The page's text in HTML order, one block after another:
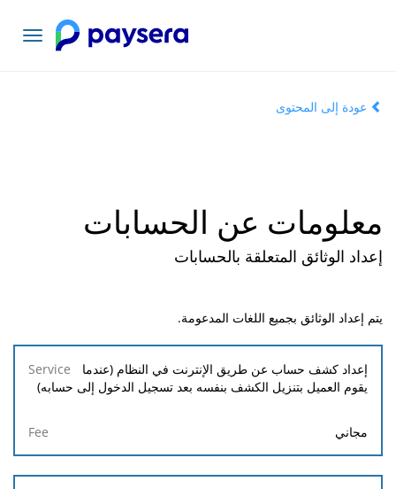
تبديل
التنقل
عودة إلى المحتوى
معلومات عن الحسابات
إعداد الوثائق المتعلقة بالحسابات
يتم إعداد الوثائق بجميع اللغات المدعومة.
Service
إعداد كشف حساب عن طريق الإنترنت في النظام (عندما
يقوم العميل بتنزيل الكشف بنفسه بعد تسجيل الدخول إلى حسابه)
مجاني